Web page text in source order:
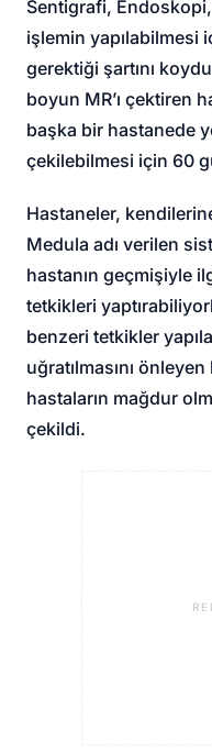
Sentigrafi,
işlemin yapılabilmesi
gerektiği şartını
boyun MR’ı çektiren
başka bir hastanede
çekilebilmesi için 60
Hastaneler,
Medula adı verilen
hastanın geçmişiyle
tetkikleri
benzeri tetkikler
uğratılmasını
hastaların mağdur
çekildi.